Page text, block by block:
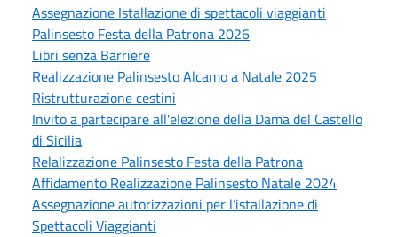
Assegnazione Istallazione di spettacoli viaggianti
Palinsesto Festa della Patrona 2026
Libri senza Barriere
Realizzazione Palinsesto Alcamo a Natale 2025
Ristrutturazione cestini
Invito a partecipare all'elezione della Dama del Castello
di Sicilia
Relalizzazione Palinsesto Festa della Patrona
Affidamento Realizzazione Palinsesto Natale 2024
Assegnazione autorizzazioni per l’istallazione di
Spettacoli Viaggianti